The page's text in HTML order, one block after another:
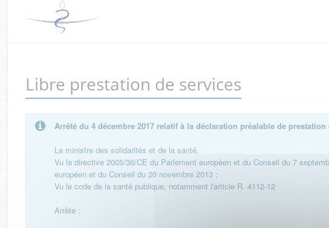
Libre prestation de services
Arrêté du 4 décembre 2017 relatif à la déclaration préalable de
La ministre des solidarités et de la santé,
Vu la directive 2005/36/CE du Parlement européen et du Conseil du 7
européen et du Conseil du 20 novembre 2013 ;
Vu le code de la santé publique, notamment l'article R. 4112-12
Arrête :